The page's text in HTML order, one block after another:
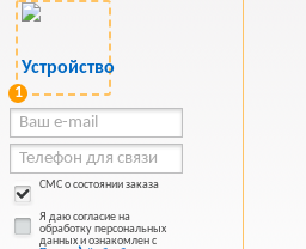
1
СМС о состоянии заказа
Я даю согласие на
обработку персональных
данных и ознакомлен с